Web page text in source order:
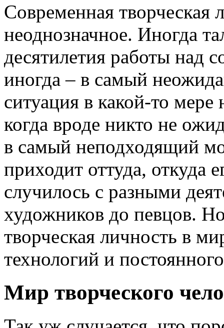
Современная творческая
неоднозначное. Иногда
десятилетия работы над
иногда – в самый
ситуация в какой-то
когда вроде никто не
в самый неподходящий
приходит оттуда, откуда
случилось с разными
художников до певцов.
творческая личность в
технологий и
Мир творческого